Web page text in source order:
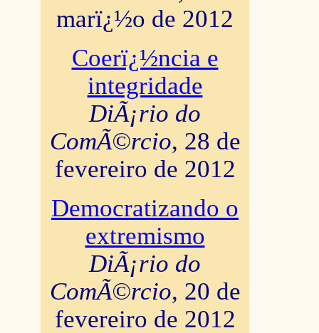
marï¿½o de 2012
Coerï¿½ncia e
integridade
DiÃ¡rio do
ComÃ©rcio, 28 de
fevereiro de 2012
Democratizando o
extremismo
DiÃ¡rio do
ComÃ©rcio, 20 de
fevereiro de 2012